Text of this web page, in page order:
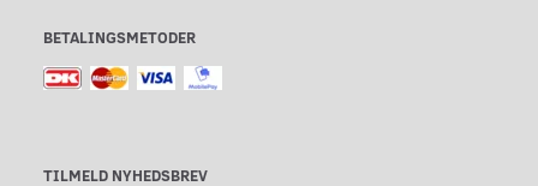
BETALINGSMETODER
TILMELD NYHEDSBREV